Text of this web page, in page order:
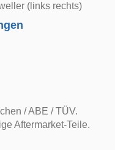
(links rechts)
/ ABE / TÜV.
Aftermarket-Teile.